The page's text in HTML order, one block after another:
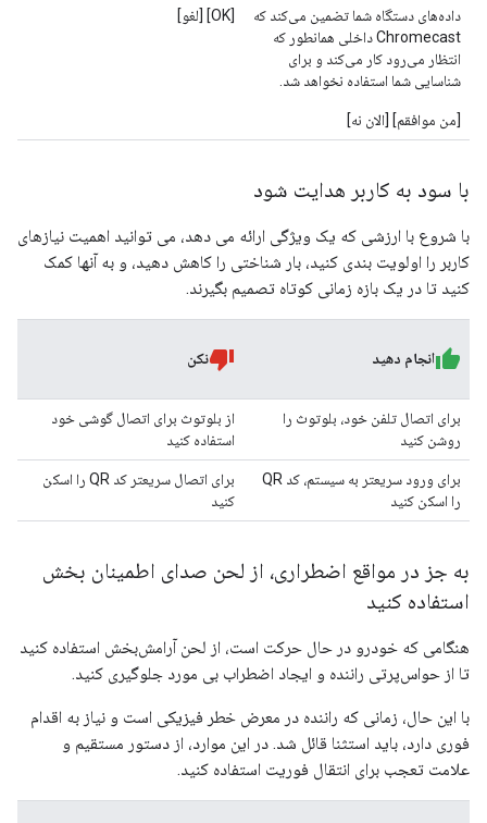
داده‌های دستگاه شما تضمین می‌کند که
Chromecast داخلی همانطور که
انتظار می‌رود کار می‌کند و برای
شناسایی شما استفاده نخواهد شد.
[من موافقم] [الان نه]
[OK] [لغو]
با سود به کاربر هدایت شود
با شروع با ارزشی که یک ویژگی ارائه می دهد، می توانید اهمیت نیازهای
کاربر را اولویت بندی کنید، بار شناختی را کاهش دهید، و به آنها کمک
کنید تا در یک بازه زمانی کوتاه تصمیم بگیرند.
انجام دهید نکن
برای اتصال تلفن خود، بلوتوث را
روشن کنید
از بلوتوث برای اتصال گوشی خود
استفاده کنید
برای ورود سریعتر به سیستم، کد QR
را اسکن کنید
برای اتصال سریعتر کد QR را اسکن
کنید
به جز در مواقع اضطراری، از لحن صدای اطمینان بخش
استفاده کنید
هنگامی که خودرو در حال حرکت است، از لحن آرامش‌بخش استفاده کنید
تا از حواس‌پرتی راننده و ایجاد اضطراب بی مورد جلوگیری کنید.
با این حال، زمانی که راننده در معرض خطر فیزیکی است و نیاز به اقدام
فوری دارد، باید استثنا قائل شد. در این موارد، از دستور مستقیم و
علامت تعجب برای انتقال فوریت استفاده کنید.